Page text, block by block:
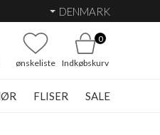
DENMARK
ønskeliste
0
Indkøbskurv
FLISER SALE